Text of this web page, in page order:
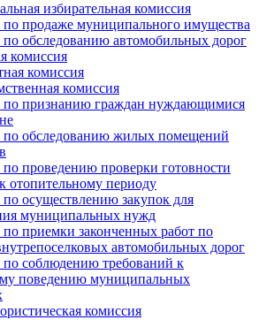
избирательная комиссия
продаже муниципального имущества
обследованию автомобильных дорог
комиссия
комиссия
комиссия
по признанию граждан нуждающимися
по обследованию жилых помещений
проведению проверки готовности
отопительному периоду
осуществлению закупок для
муниципальных нужд
приемки законченных работ по
автомобильных дорог
соблюдению требований к
поведению муниципальных
комиссия